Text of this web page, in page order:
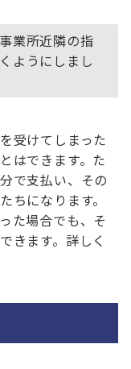
業所近隣の指
ようにしまし
受けてしまった
はできます。た
で支払い、その
ちになります。
た場合でも、そ
きます。詳しく